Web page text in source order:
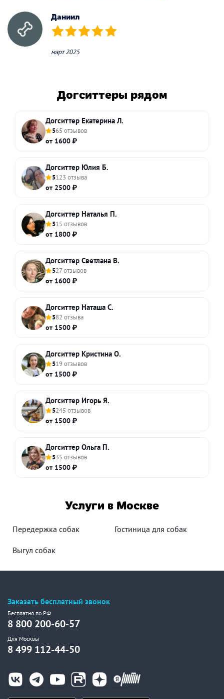
Даниил
(*) (*) (*) (*) (*)
март 2025
Догситтеры рядом
Догситтер Екатерина Л.
565 отзывов
от 1600 ₽
Догситтер Юлия Б.
5123 отзыва
от 2500 ₽
Догситтер Наталья П.
515 отзывов
от 1800 ₽
Догситтер Светлана В.
527 отзывов
от 1600 ₽
Догситтер Наташа С.
582 отзыва
от 1500 ₽
Догситтер Кристина О.
519 отзывов
от 1500 ₽
Догситтер Игорь Я.
5245 отзывов
от 1500 ₽
Догситтер Ольга П.
535 отзывов
от 1500 ₽
Услуги в Москве
Передержка собак Гостиница для собак
Выгул собак
Заказать бесплатный звонок
Бесплатно по РФ
8 800 200-60-57
Для Москвы
8 499 112-44-50